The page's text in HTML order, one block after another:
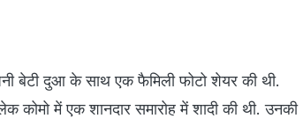
बेटी दुआ के साथ एक फैमिली फोटो शेयर की थी.
में एक शानदार समारोह में शादी की थी. उनकी